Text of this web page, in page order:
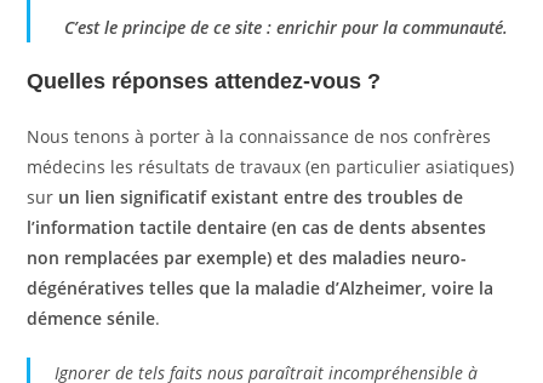
C’est le principe de ce site : enrichir pour la communauté.
Quelles réponses attendez-vous ?
Nous tenons à porter à la connaissance de nos confrères
médecins les résultats de travaux (en particulier asiatiques)
sur un lien significatif existant entre des troubles de
l’information tactile dentaire (en cas de dents absentes
non remplacées par exemple) et des maladies neuro-
dégénératives telles que la maladie d’Alzheimer, voire la
démence sénile.
Ignorer de tels faits nous paraîtrait incompréhensible à